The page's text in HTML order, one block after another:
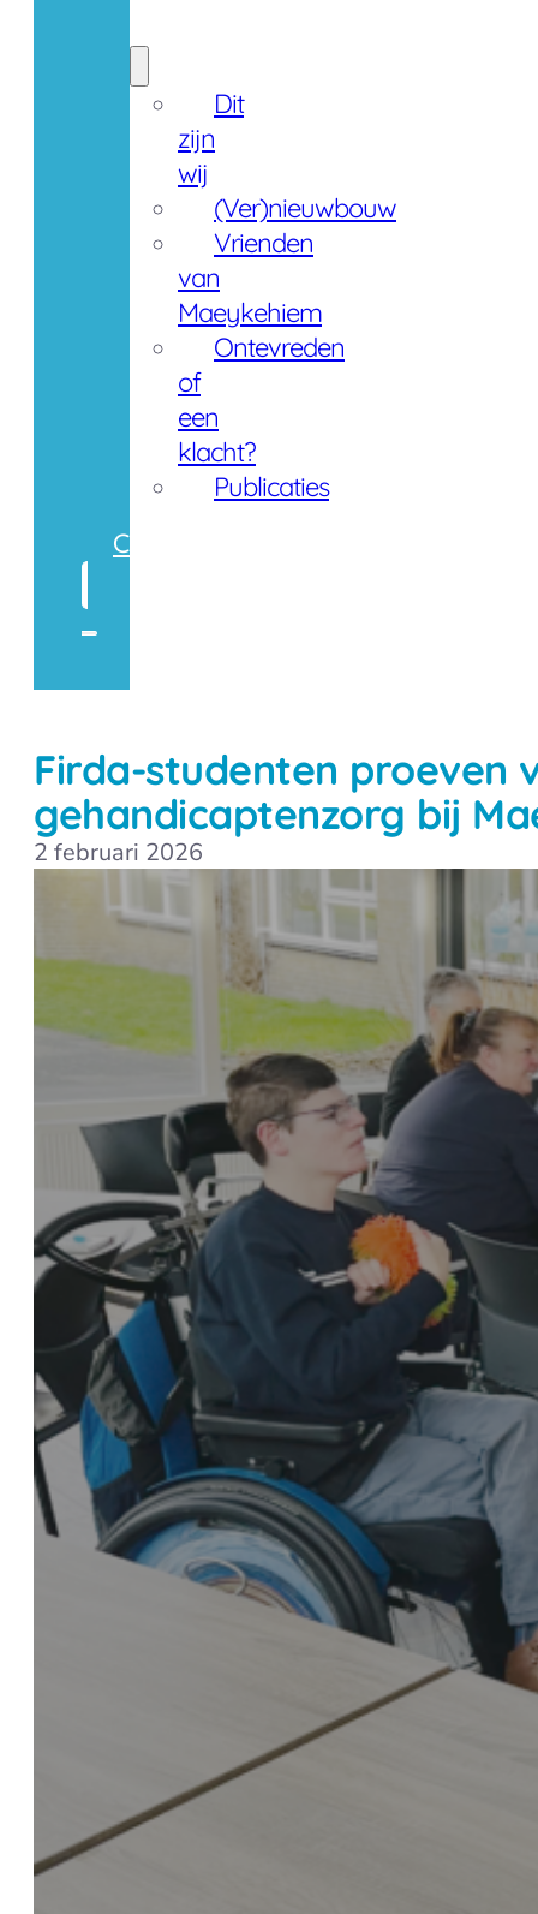
Dit
zijn
wij
(Ver)nieuwbouw
Vrienden
van
Maeykehiem
Ontevreden
of
een
klacht?
Publicaties
Contact
Zoeken
Firda-studenten proeven
gehandicaptenzorg bij
2 februari 2026